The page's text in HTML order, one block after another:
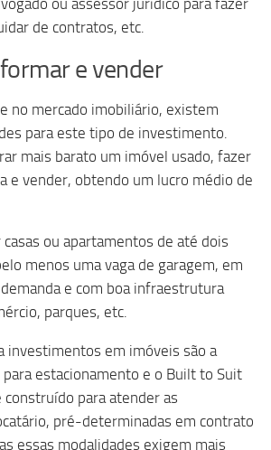
de contratos, etc.
e vender
no mercado imobiliário, existem
para este tipo de investimento.
mais barato um imóvel usado, fazer
e vender, obtendo um lucro médio de
ou apartamentos de até dois
menos uma vaga de garagem, em
e com boa infraestrutura
parques, etc.
investimentos em imóveis são a
estacionamento e o Built to Suit
construído para atender as
pré-determinadas em contrato
essas modalidades exigem mais